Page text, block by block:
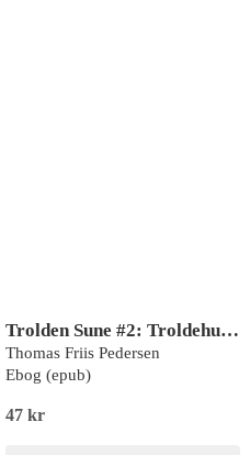
Trolden Sune #2: Troldehulen (LYT & LÆS)
Thomas Friis Pedersen
Ebog (epub)
47 kr